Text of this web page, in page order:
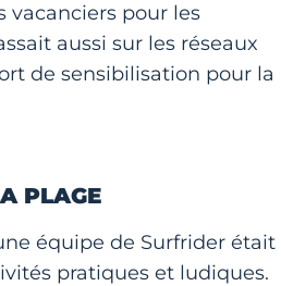
vacanciers pour les
aussi sur les réseaux
de sensibilisation pour la
PLAGE
équipe de Surfrider était
pratiques et ludiques.